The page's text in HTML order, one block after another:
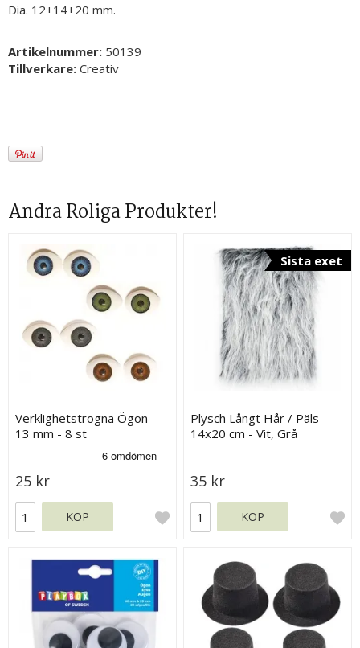
Dia. 12+14+20 mm.
Artikelnummer: 50139
Tillverkare: Creativ
Andra Roliga Produkter!
Verklighetstrogna Ögon -
13 mm - 8 st
25 kr
KÖP
Sista exet
Plysch Långt Hår / Päls -
14x20 cm - Vit, Grå
35 kr
KÖP